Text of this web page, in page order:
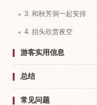
3. 和秋芳洞一起安排
4. 抬头欣赏夜空
游客实用信息
总结
常见问题